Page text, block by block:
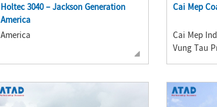
Holtec 3040 – Jackson Generation
America
America
Cai Mep
Cai Mep
Vung Tau